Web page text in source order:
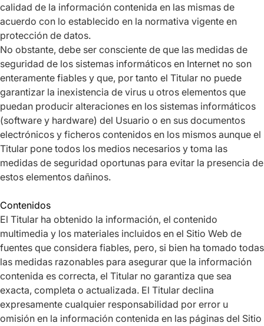
calidad de la información contenida en las mismas de
acuerdo con lo establecido en la normativa vigente en
protección de datos.
No obstante, debe ser consciente de que las medidas de
seguridad de los sistemas informáticos en Internet no son
enteramente fiables y que, por tanto el Titular no puede
garantizar la inexistencia de virus u otros elementos que
puedan producir alteraciones en los sistemas informáticos
(software y hardware) del Usuario o en sus documentos
electrónicos y ficheros contenidos en los mismos aunque el
Titular pone todos los medios necesarios y toma las
medidas de seguridad oportunas para evitar la presencia de
estos elementos dañinos.
Contenidos
El Titular ha obtenido la información, el contenido
multimedia y los materiales incluidos en el Sitio Web de
fuentes que considera fiables, pero, si bien ha tomado todas
las medidas razonables para asegurar que la información
contenida es correcta, el Titular no garantiza que sea
exacta, completa o actualizada. El Titular declina
expresamente cualquier responsabilidad por error u
omisión en la información contenida en las páginas del Sitio